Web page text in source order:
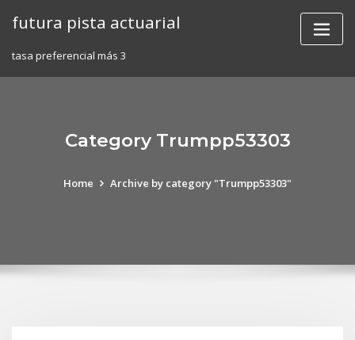
futura pista actuarial
tasa preferencial más 3
Category Trumpp53303
Home Archive by category "Trumpp53303"